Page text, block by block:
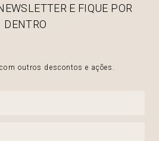
E FIQUE POR
DENTRO
outros descontos e ações.